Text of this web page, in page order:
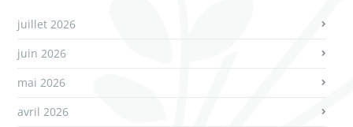
juillet 2026
juin 2026
mai 2026
avril 2026